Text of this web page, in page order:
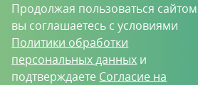
Продолжая пользоваться сайтом
вы соглашаетесь с условиями
Политики обработки
персональных данных и
подтверждаете Согласие на